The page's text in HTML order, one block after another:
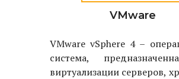
VMware
VMware vSphere 4 –
система,
виртуализации серверов,